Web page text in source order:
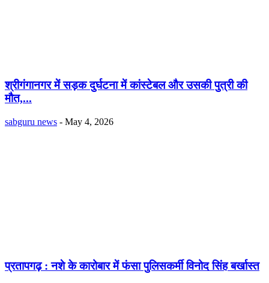
श्रीगंगानगर में सड़क दुर्घटना में कांस्टेबल और उसकी पुत्री की
मौत,...
sabguru news - May 4, 2026
प्रतापगढ़ : नशे के कारोबार में फंसा पुलिसकर्मी विनोद सिंह बर्खास्त